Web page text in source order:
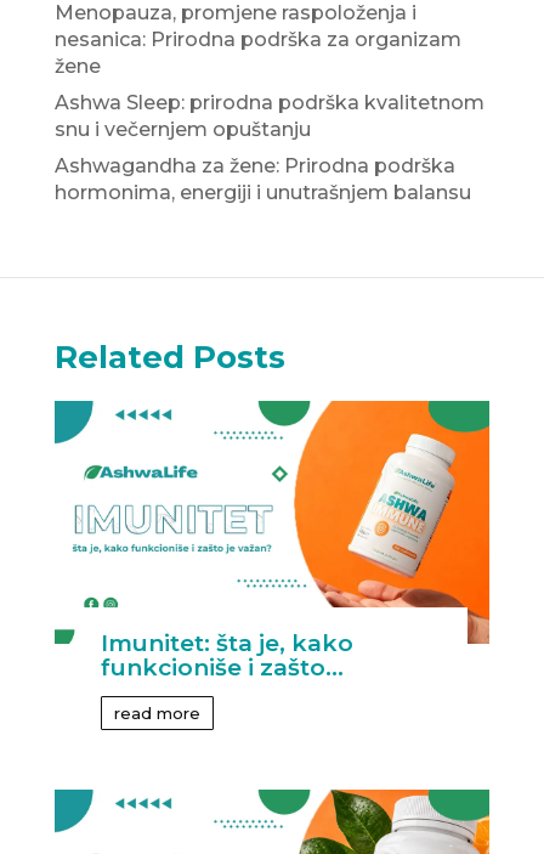
Menopauza, promjene raspoloženja i
nesanica: Prirodna podrška za organizam
žene
Ashwa Sleep: prirodna podrška kvalitetnom
snu i večernjem opuštanju
Ashwagandha za žene: Prirodna podrška
hormonima, energiji i unutrašnjem balansu
Related Posts
Imunitet: šta je, kako
funkcioniše i zašto...
read more